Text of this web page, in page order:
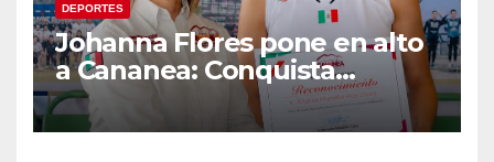
DEPORTES
Johanna Flores pone en alto
a Cananea: Conquista
medalla de plata con la
Selección Mexicana Sub-20